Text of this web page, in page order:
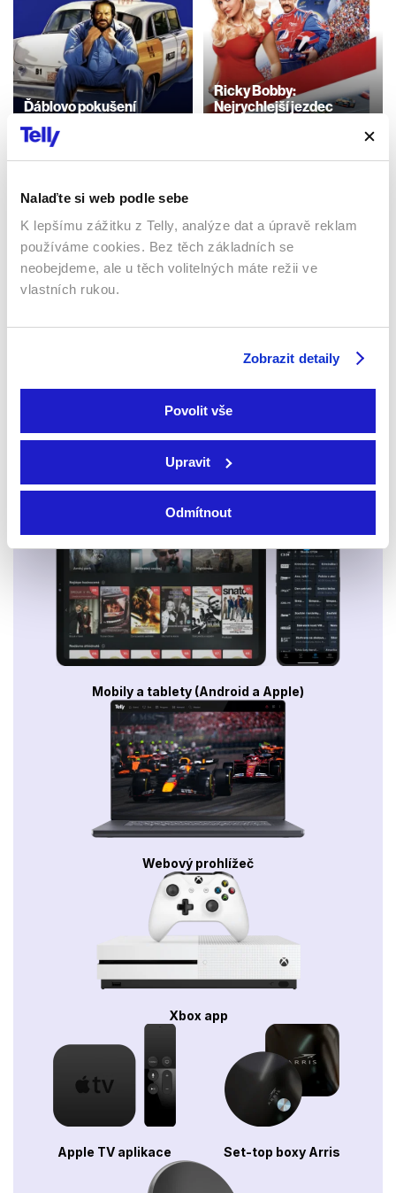
Nalaďte si web podle sebe
K lepšímu zážitku z Telly, analýze dat a úpravě reklam
používáme cookies. Bez těch základních se
neobejdeme, ale u těch volitelných máte režii ve
vlastních rukou.
Zobrazit detaily
Povolit vše
Upravit
Odmítnout
Ďáblovo pokušení
1991 | Itálie | 99 min
Filmy / Komedie / Akční
Ricky Bobby:
Nejrychlejší jezdec
Sledujte kdekoliv až na 6 zařízeních
Sledovat internetovou televizi jde odkudkoliv
po celé EU, a to až na 6 zařízeních.
Smart TV - Android, Google, Samsung, LG, VIDAA
Mobily a tablety (Android a Apple)
Webový prohlížeč
Xbox app
Apple TV aplikace Set-top boxy Arris